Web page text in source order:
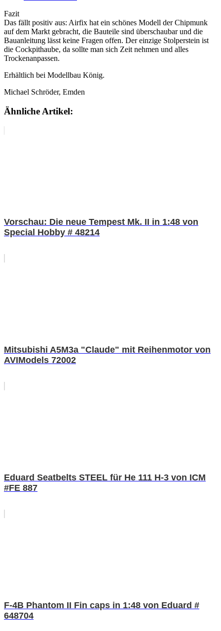
Fazit
Das fällt positiv aus: Airfix hat ein schönes Modell der Chipmunk
auf dem Markt gebracht, die Bauteile sind überschaubar und die
Bauanleitung lässt keine Fragen offen. Der einzige Stolperstein ist
die Cockpithaube, da sollte man sich Zeit nehmen und alles
Trockenanpassen.
Erhältlich bei Modellbau König.
Michael Schröder, Emden
Ähnliche Artikel:
Vorschau: Die neue Tempest Mk. II in 1:48 von
Special Hobby # 48214
Mitsubishi A5M3a "Claude" mit Reihenmotor von
AVIModels 72002
Eduard Seatbelts STEEL für He 111 H-3 von ICM
#FE 887
F-4B Phantom II Fin caps in 1:48 von Eduard #
648704